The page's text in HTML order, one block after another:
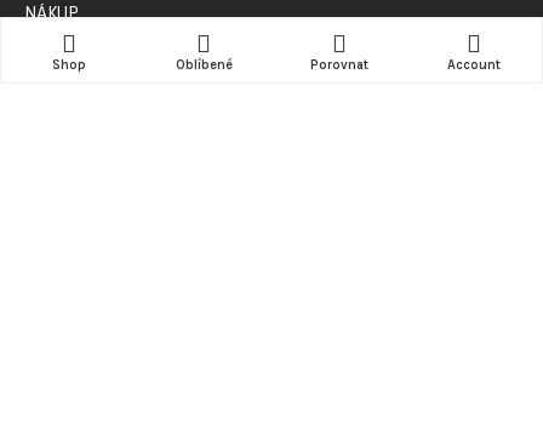
NÁKUP
Doprava
Shop Oblíbené Porovnat Account